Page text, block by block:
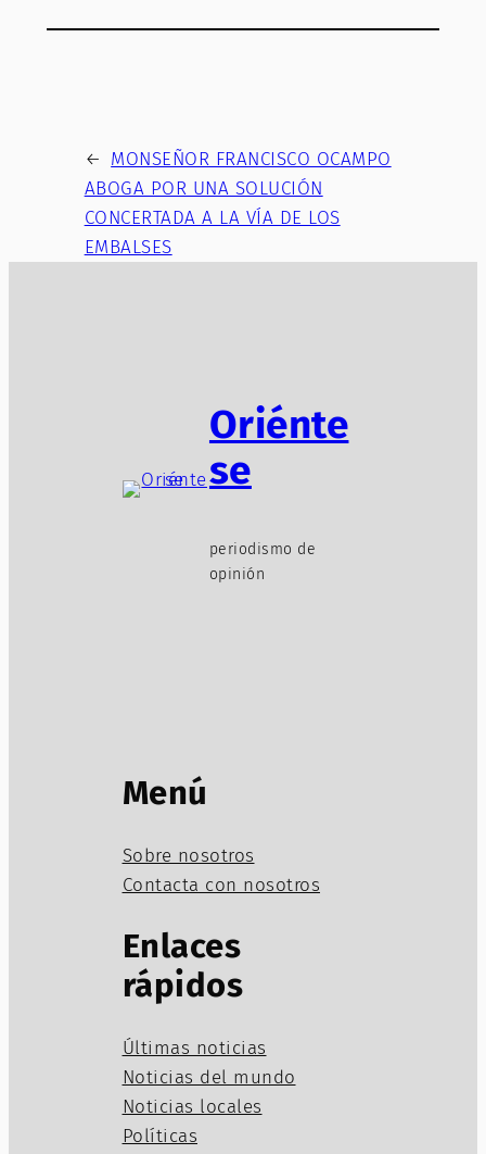
← MONSEÑOR FRANCISCO OCAMPO
ABOGA POR UNA SOLUCIÓN
CONCERTADA A LA VÍA DE LOS
EMBALSES
Oriénte
se
periodismo de
opinión
Menú
Sobre nosotros
Contacta con nosotros
Enlaces
rápidos
Últimas noticias
Noticias del mundo
Noticias locales
Políticas